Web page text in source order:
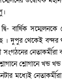
বার্ষিক
। দুপুর থেকেই বন্দর
নেতাকর্মীরা
শ্লোগানে খন্ড
মধ্যেই